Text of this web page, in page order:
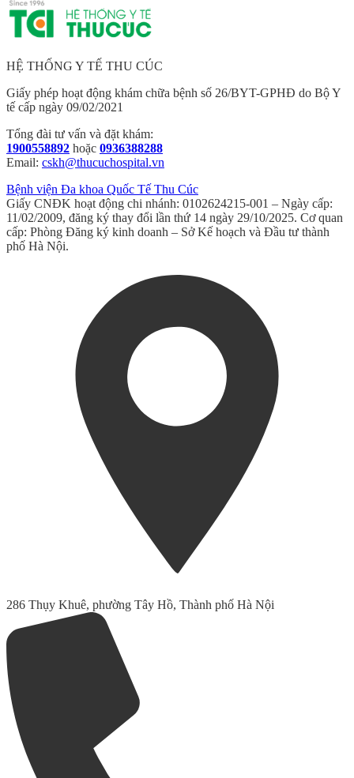
HỆ THỐNG Y TẾ THU CÚC
Giấy phép hoạt động khám chữa bệnh số 26/BYT-GPHĐ do Bộ Y
tế cấp ngày 09/02/2021
Tổng đài tư vấn và đặt khám:
1900558892 hoặc 0936388288
Email: cskh@thucuchospital.vn
Bệnh viện Đa khoa Quốc Tế Thu Cúc
Giấy CNĐK hoạt động chi nhánh: 0102624215-001 – Ngày cấp:
11/02/2009, đăng ký thay đổi lần thứ 14 ngày 29/10/2025. Cơ quan
cấp: Phòng Đăng ký kinh doanh – Sở Kế hoạch và Đầu tư thành
phố Hà Nội.
286 Thụy Khuê, phường Tây Hồ, Thành phố Hà Nội